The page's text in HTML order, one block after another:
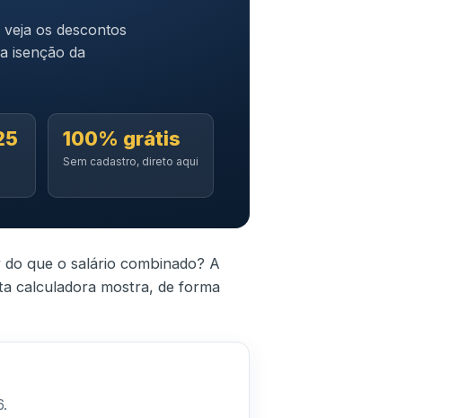
os descontos
isenção da
100% grátis
Sem cadastro, direto aqui
que o salário combinado? A
calculadora mostra, de forma